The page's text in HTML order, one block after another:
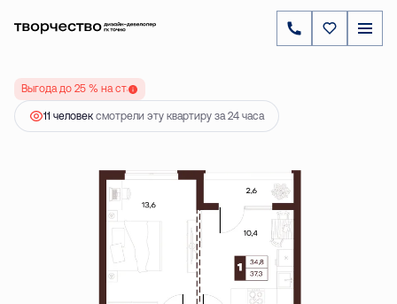
1-комнатная37.32 м
23 410 000 ₽
17 557 500 ₽
Выгода до 25 % на старте
11 человек смотрели эту квартиру за 24 часа